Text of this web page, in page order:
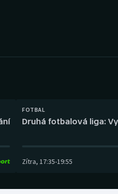
Gymnastika
FOTBAL
Druhá fotbalová liga:
Zítra, 17:35-19:55